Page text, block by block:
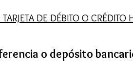
DE DÉBITO O CRÉDITO
o depósito